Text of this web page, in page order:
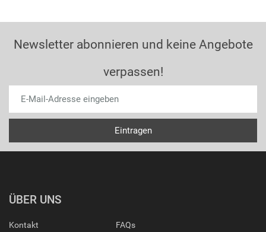
Newsletter abonnieren und keine Angebote
verpassen!
ÜBER UNS
Kontakt FAQs